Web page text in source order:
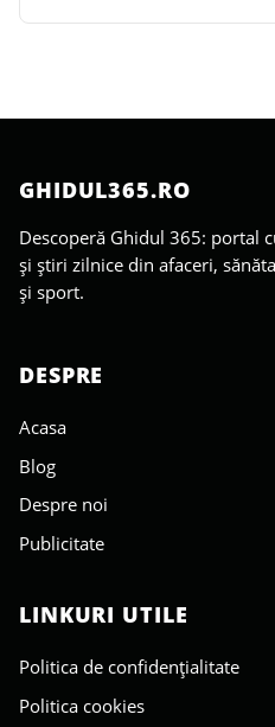
GHIDUL365.RO
Descoperă Ghidul 365: portal
și știri zilnice din afaceri,
și sport.
DESPRE
Acasa
Blog
Despre noi
Publicitate
LINKURI UTILE
Politica de confidențialitate
Politica cookies